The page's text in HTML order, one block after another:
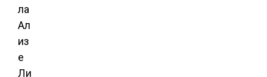
ла
Ал
из
е
Ли